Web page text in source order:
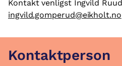
Kontakt venligst Ingvild
ingvild.gomperud@eikholt.no
Kontaktperson